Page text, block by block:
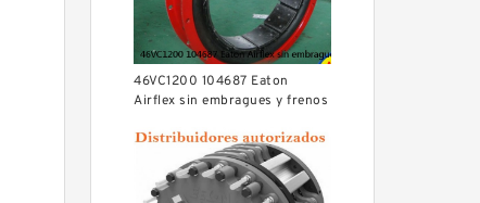
46VC1200 104687 Eaton
Airflex sin embragues y frenos